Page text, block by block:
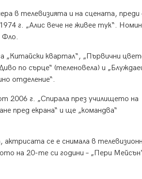
в телевизията и на сцената, преди
г. „Алис вече не живее тук“.
Фло.
квартал“, „Първични
по сърце“ (теленовела) и
отделение“.
2006 г. „Спирала през училището на
пред екрана“ и ще „командва“
се е снимала в
на 20-те си години – „Пери